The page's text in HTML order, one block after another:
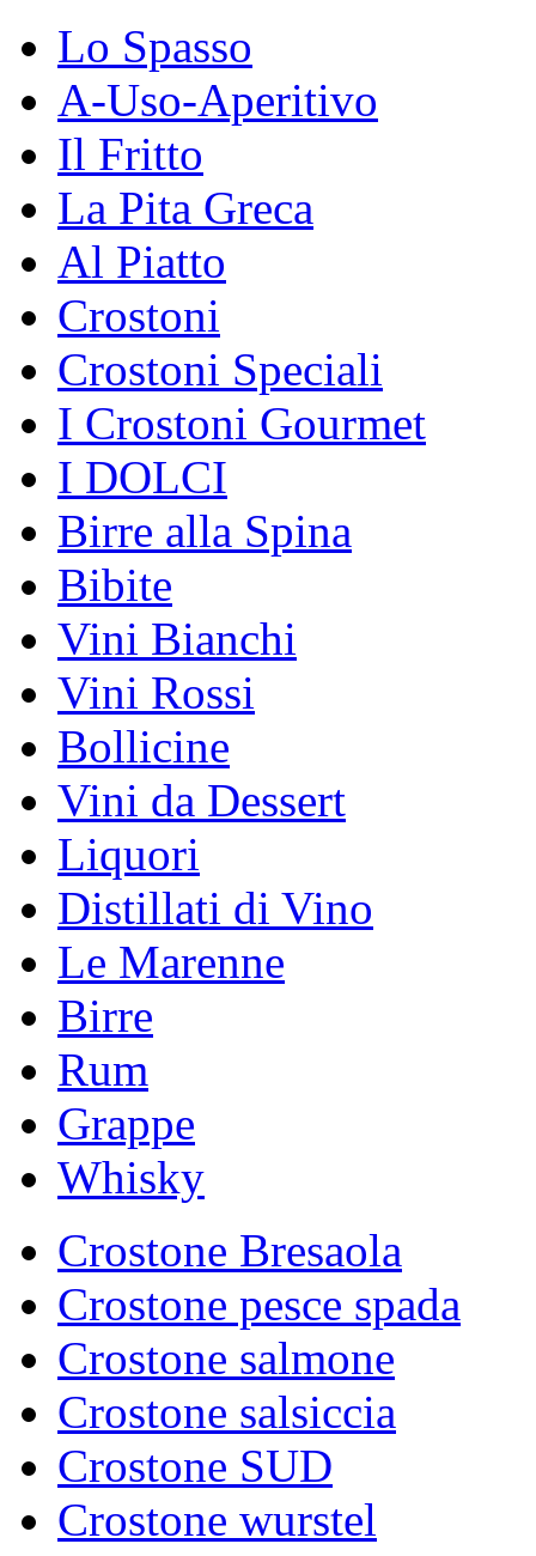
Lo Spasso
A-Uso-Aperitivo
Il Fritto
La Pita Greca
Al Piatto
Crostoni
Crostoni Speciali
I Crostoni Gourmet
I DOLCI
Birre alla Spina
Bibite
Vini Bianchi
Vini Rossi
Bollicine
Vini da Dessert
Liquori
Distillati di Vino
Le Marenne
Birre
Rum
Grappe
Whisky
Crostone Bresaola
Crostone pesce spada
Crostone salmone
Crostone salsiccia
Crostone SUD
Crostone wurstel